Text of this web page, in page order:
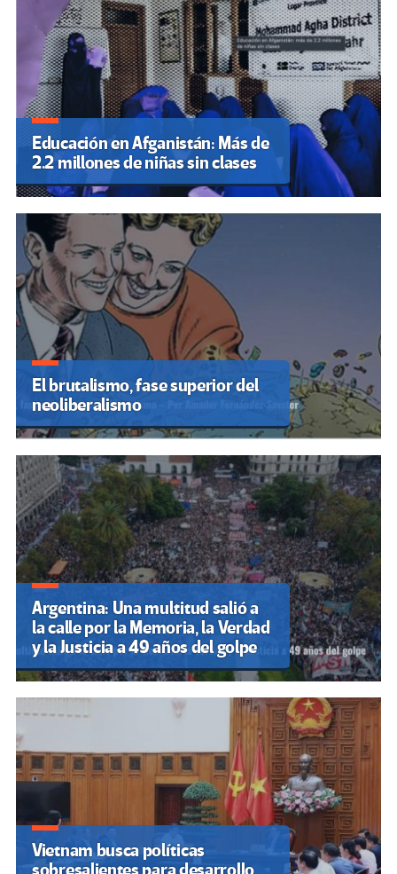
Educación en Afganistán: Más de
2.2 millones de niñas sin clases
El brutalismo, fase superior del
neoliberalismo
Argentina: Una multitud salió a
la calle por la Memoria, la Verdad
y la Justicia a 49 años del golpe
Vietnam busca políticas